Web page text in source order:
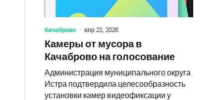
Качаброво апр 23, 2026
Камеры от мусора в
Качаброво на голосование
Администрация муниципального округа
Истра подтвердила целесообразность
установки камер видеофиксации у